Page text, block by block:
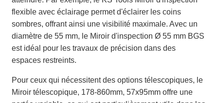
flexible avec éclairage permet d'éclairer les coins
sombres, offrant ainsi une visibilité maximale. Avec un
diamètre de 55 mm, le Miroir d'inspection Ø 55 mm BGS
est idéal pour les travaux de précision dans des
espaces restreints.
Pour ceux qui nécessitent des options télescopiques, le
Miroir télescopique, 178-860mm, 57x95mm offre une